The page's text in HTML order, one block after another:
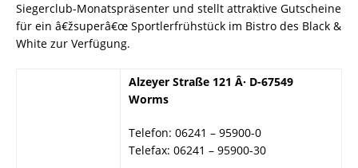
Siegerclub-Monatspräsenter und stellt attraktive Gutscheine
für ein â€žsuperâ€œ Sportlerfrühstück im Bistro des Black &
White zur Verfügung.
Alzeyer Straße 121 Â· D-67549
Worms
Telefon: 06241 – 95900-0
Telefax: 06241 – 95900-30